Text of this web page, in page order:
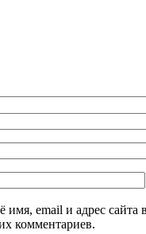
имя, email и адрес сайта
комментариев.